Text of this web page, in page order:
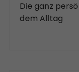
Die ganz
dem Alltag